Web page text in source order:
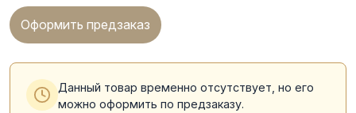
Оформить предзаказ
Данный товар временно отсутствует, но его
можно оформить по предзаказу.